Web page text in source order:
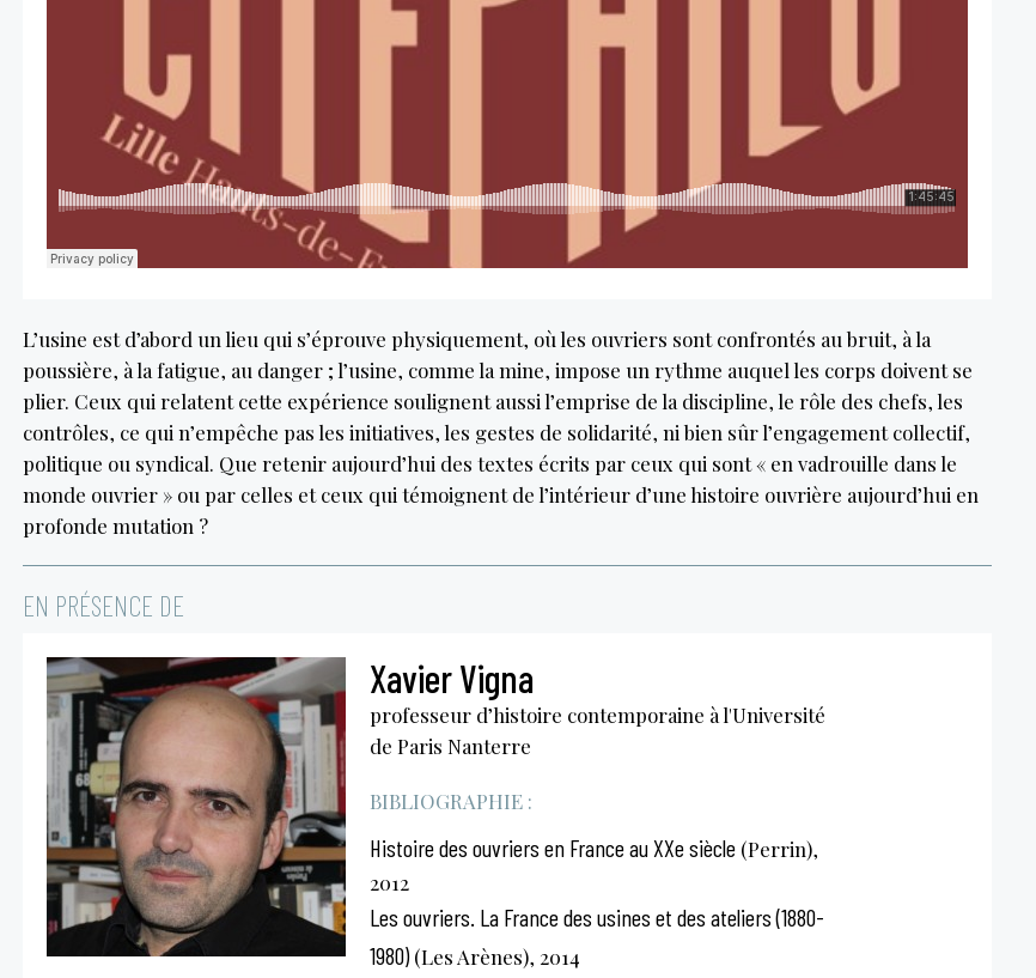
L’usine est d’abord un lieu qui s’éprouve physiquement, où les ouvriers sont confrontés au bruit, à la
poussière, à la fatigue, au danger ; l’usine, comme la mine, impose un rythme auquel les corps doivent se
plier. Ceux qui relatent cette expérience soulignent aussi l’emprise de la discipline, le rôle des chefs, les
contrôles, ce qui n’empêche pas les initiatives, les gestes de solidarité, ni bien sûr l’engagement collectif,
politique ou syndical. Que retenir aujourd’hui des textes écrits par ceux qui sont « en vadrouille dans le
monde ouvrier » ou par celles et ceux qui témoignent de l’intérieur d’une histoire ouvrière aujourd’hui en
profonde mutation ?
EN PRÉSENCE DE
Xavier Vigna
professeur d’histoire contemporaine à l'Université
de Paris Nanterre
BIBLIOGRAPHIE :
Histoire des ouvriers en France au XXe siècle(Perrin),
2012
Les ouvriers. La France des usines et des ateliers (1880-
1980)(Les Arènes), 2014